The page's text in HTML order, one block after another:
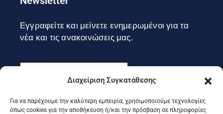
Διαχείριση Συγκατάθεσης
Για να παρέχουμε την καλύτερη εμπειρία, χρησιμοποιούμε τεχνολογίες
όπως cookies για την αποθήκευση ή/και την πρόσβαση σε πληροφορίες
Εγγραφείτε και μείνετε ενημερωμένοι για τα
νέα και τις ανακοινώσεις μας.
Εγγραφή